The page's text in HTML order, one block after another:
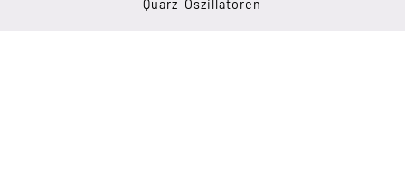
Quarz-Oszillatoren